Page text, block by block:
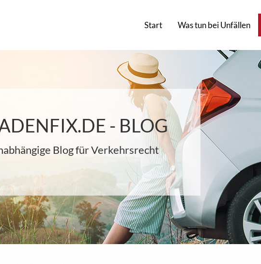
Start Was tun bei Unfällen
- BLOG
Blog für Verkehrsrecht